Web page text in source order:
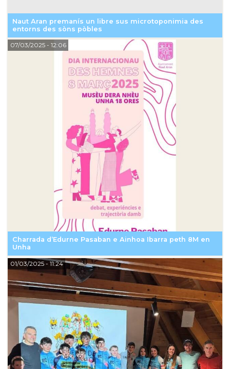
Naut Aran premanís un libre sus microtoponimia des
entorns des sòns pòbles
Charrada d’Edurne Pasaban e Ainhoa Ibarra peth 8M en
Unha
07/03/2025- 12:06
01/03/2025- 11:24